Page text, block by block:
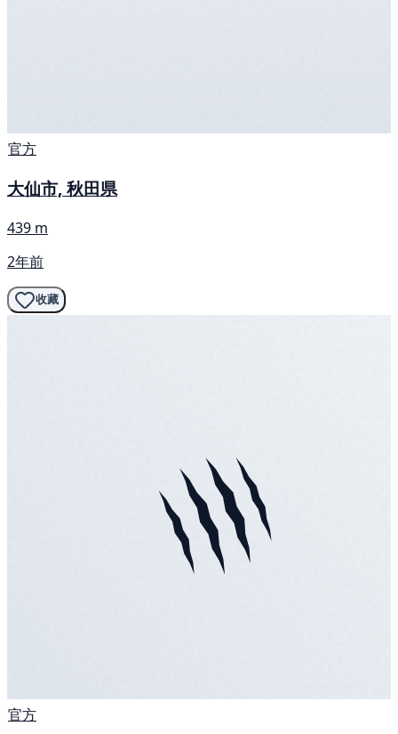
官方
大仙市, 秋田県
439 m
2年前
收藏
官方